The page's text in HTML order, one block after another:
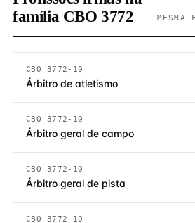
família CBO 3772
MESMA
CBO 3772-10
Árbitro de atletismo
CBO 3772-10
Árbitro geral de campo
CBO 3772-10
Árbitro geral de pista
CBO 3772-10